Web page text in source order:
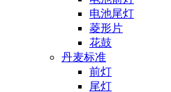
电池尾灯
菱形片
花鼓
丹麦标准
前灯
尾灯